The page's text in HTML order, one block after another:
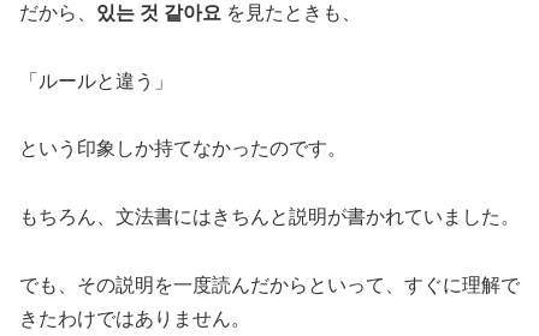
だから、 있는 것 같아요 を見たときも、
「ルールと違う」
という印象しか持てなかったのです。
もちろん、文法書にはきちんと説明が書かれていました。
でも、その説明を一度読んだからといって、すぐに理解で
きたわけではありません。